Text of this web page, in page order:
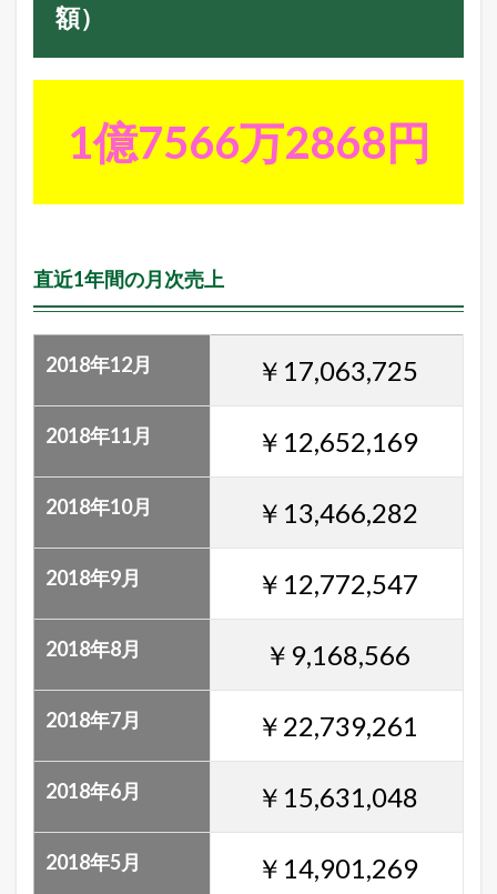
も
い
き
額）
1億7566万2868円
直近1年間の月次売上
2018年12月 ￥17,063,725
2018年11月 ￥12,652,169
2018年10月 ￥13,466,282
2018年9月 ￥12,772,547
2018年8月 ￥9,168,566
2018年7月 ￥22,739,261
2018年6月 ￥15,631,048
2018年5月 ￥14,901,269